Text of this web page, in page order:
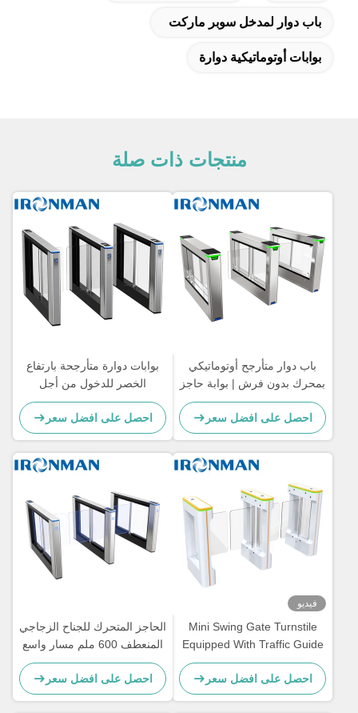
باب دوار لمدخل سوبر ماركت
بوابات أوتوماتيكية دوارة
منتجات ذات صلة
باب دوار متأرجح أوتوماتيكي
بمحرك بدون فرش | بوابة حاجز
المشاة للتحكم الذكي في
الوصول للمباني التجارية، عملية
سريعة وصامتة
احصل على افضل سعر
بوابات دوارة متأرجحة بارتفاع
الخصر للدخول من أجل
مراحيض عامة وصالات رياضية
من الفولاذ المجلفن مع شعار
ليزر
احصل على افضل سعر
فيديو
Mini Swing Gate Turnstile
Equipped With Traffic Guide
Light Cost Effective Choice
For Residential Area Entry
Security
احصل على افضل سعر
الحاجز المتحرك للجناح الزجاجي
المنعطف 600 ملم مسار واسع
للمناطق ذات حركة المرور
العالية
احصل على افضل سعر